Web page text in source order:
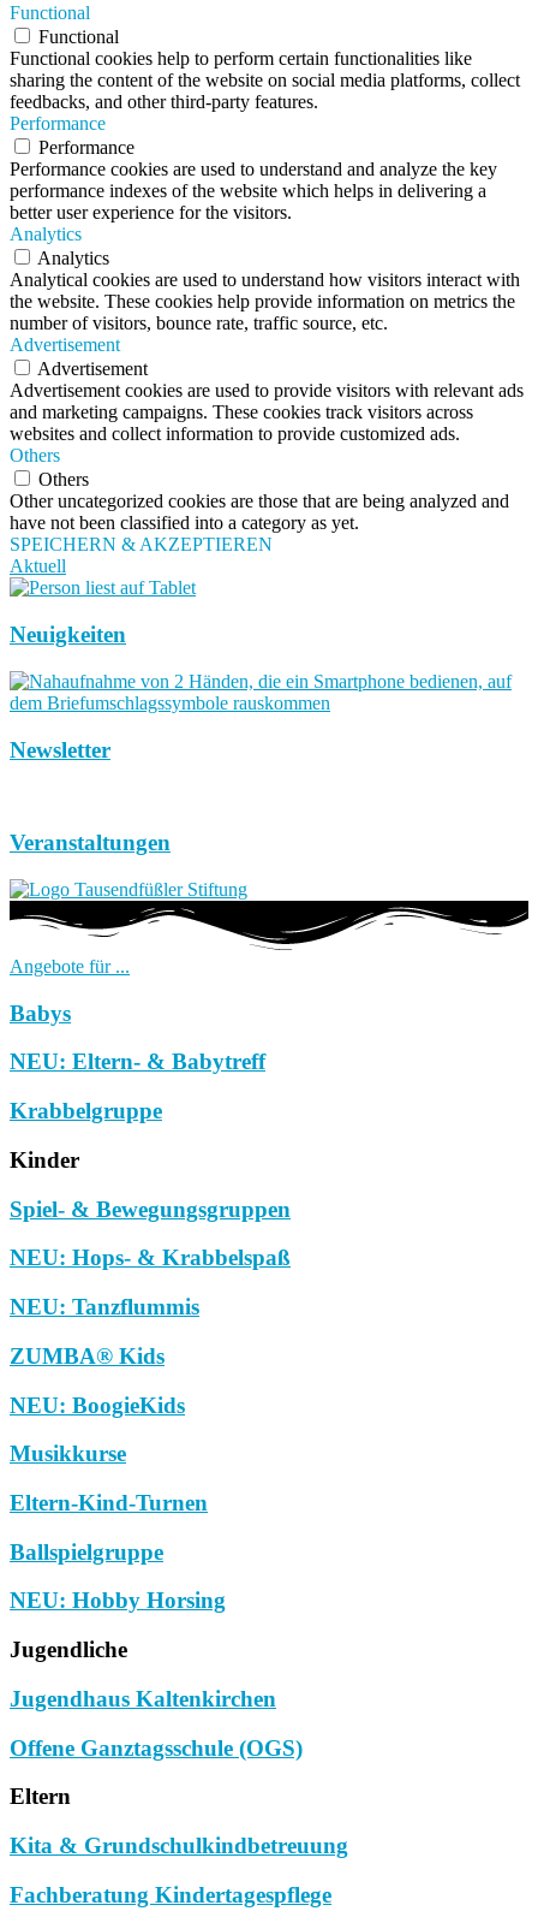
Functional
Functional
Functional cookies help to perform certain functionalities like
sharing the content of the website on social media platforms, collect
feedbacks, and other third-party features.
Performance
Performance
Performance cookies are used to understand and analyze the key
performance indexes of the website which helps in delivering a
better user experience for the visitors.
Analytics
Analytics
Analytical cookies are used to understand how visitors interact with
the website. These cookies help provide information on metrics the
number of visitors, bounce rate, traffic source, etc.
Advertisement
Advertisement
Advertisement cookies are used to provide visitors with relevant ads
and marketing campaigns. These cookies track visitors across
websites and collect information to provide customized ads.
Others
Others
Other uncategorized cookies are those that are being analyzed and
have not been classified into a category as yet.
SPEICHERN & AKZEPTIEREN
Aktuell
Neuigkeiten
Newsletter
Veranstaltungen
Angebote für ...
Babys
NEU: Eltern- & Babytreff
Krabbelgruppe
Kinder
Spiel- & Bewegungsgruppen
NEU: Hops- & Krabbelspaß
NEU: Tanzflummis
ZUMBA® Kids
NEU: BoogieKids
Musikkurse
Eltern-Kind-Turnen
Ballspielgruppe
NEU: Hobby Horsing
Jugendliche
Jugendhaus Kaltenkirchen
Offene Ganztagsschule (OGS)
Eltern
Kita & Grundschulkindbetreuung
Fachberatung Kindertagespflege